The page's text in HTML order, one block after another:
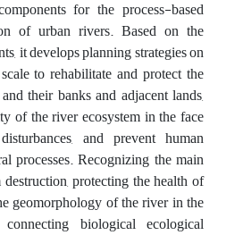
for the process-based
of urban rivers. Based on the
it develops planning strategies on
to rehabilitate and protect the
their banks and adjacent lands,
of the river ecosystem in the face
and prevent human
processes. Recognizing the main
protecting the health of
geomorphology of the river in the
biological ecological